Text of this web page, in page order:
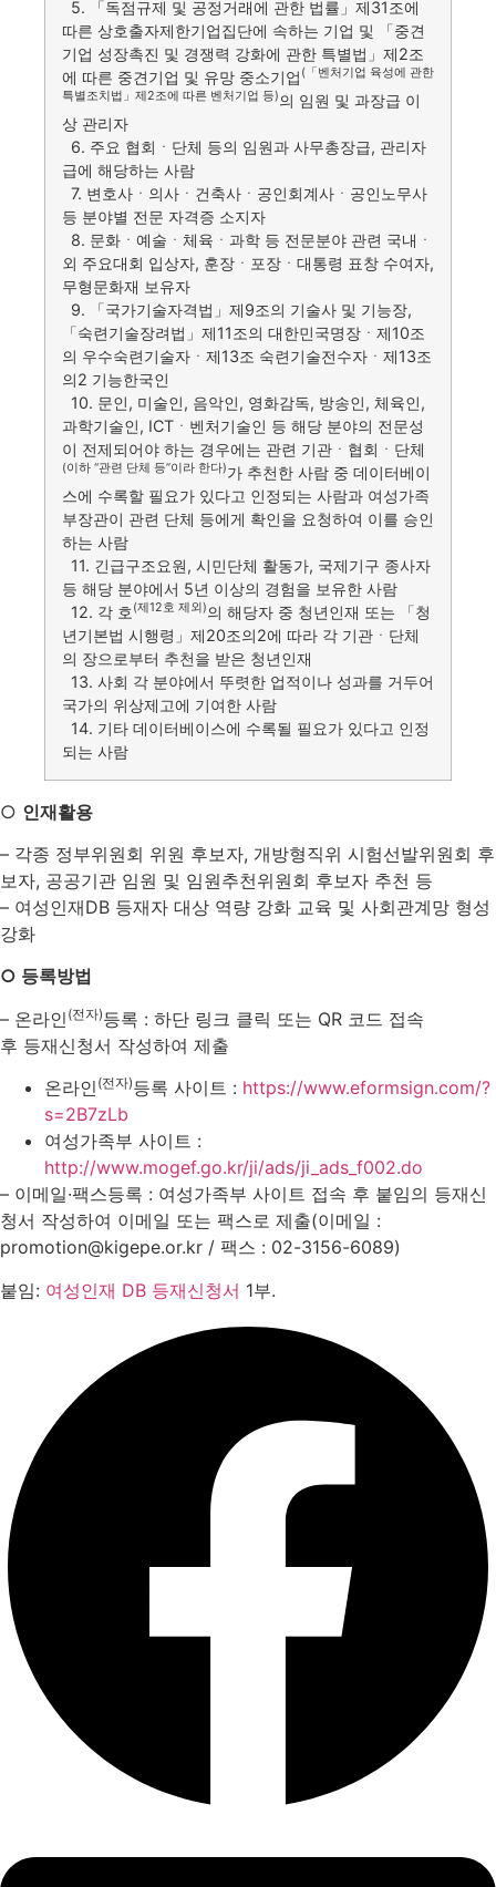
5. 「독점규제 및 공정거래에 관한 법률」제31조에
따른 상호출자제한기업집단에 속하는 기업 및 「중견
기업 성장촉진 및 경쟁력 강화에 관한 특별법」제2조
에 따른 중견기업 및 유망 중소기업 (「벤처기업 육성에 관한
특별조치법」제2조에 따른 벤처기업 등)의 임원 및 과장급 이
상 관리자
6. 주요 협회ㆍ단체 등의 임원과 사무총장급, 관리자
급에 해당하는 사람
7. 변호사ㆍ의사ㆍ건축사ㆍ공인회계사ㆍ공인노무사
등 분야별 전문 자격증 소지자
8. 문화ㆍ예술ㆍ체육ㆍ과학 등 전문분야 관련 국내ㆍ
외 주요대회 입상자, 훈장ㆍ포장ㆍ대통령 표창 수여자,
무형문화재 보유자
9. 「국가기술자격법」제9조의 기술사 및 기능장,
「숙련기술장려법」제11조의 대한민국명장ㆍ제10조
의 우수숙련기술자ㆍ제13조 숙련기술전수자ㆍ제13조
의2 기능한국인
10. 문인, 미술인, 음악인, 영화감독, 방송인, 체육인,
과학기술인, ICTㆍ벤처기술인 등 해당 분야의 전문성
이 전제되어야 하는 경우에는 관련 기관ㆍ협회ㆍ단체
(이하 “관련 단체 등”이라 한다)가 추천한 사람 중 데이터베이
스에 수록할 필요가 있다고 인정되는 사람과 여성가족
부장관이 관련 단체 등에게 확인을 요청하여 이를 승인
하는 사람
11. 긴급구조요원, 시민단체 활동가, 국제기구 종사자
등 해당 분야에서 5년 이상의 경험을 보유한 사람
12. 각 호(제12호 제외)의 해당자 중 청년인재 또는 「청
년기본법 시행령」제20조의2에 따라 각 기관ㆍ단체
의 장으로부터 추천을 받은 청년인재
13. 사회 각 분야에서 뚜렷한 업적이나 성과를 거두어
국가의 위상제고에 기여한 사람
14. 기타 데이터베이스에 수록될 필요가 있다고 인정
되는 사람
○ 인재활용
– 각종 정부위원회 위원 후보자, 개방형직위 시험선발위원회 후
보자, 공공기관 임원 및 임원추천위원회 후보자 추천 등
– 여성인재DB 등재자 대상 역량 강화 교육 및 사회관계망 형성
강화
○ 등록방법
– 온라인 (전자)등록 : 하단 링크 클릭 또는 QR 코드 접속
후 등재신청서 작성하여 제출
온라인 (전자)등록 사이트 : https://www.eformsign.com/?
s=2B7zLb
여성가족부 사이트 :
http://www.mogef.go.kr/ji/ads/ji_ads_f002.do
– 이메일·팩스등록 : 여성가족부 사이트 접속 후 붙임의 등재신
청서 작성하여 이메일 또는 팩스로 제출(이메일 :
promotion@kigepe.or.kr / 팩스 : 02-3156-6089)
붙임: 여성인재 DB 등재신청서 1부.